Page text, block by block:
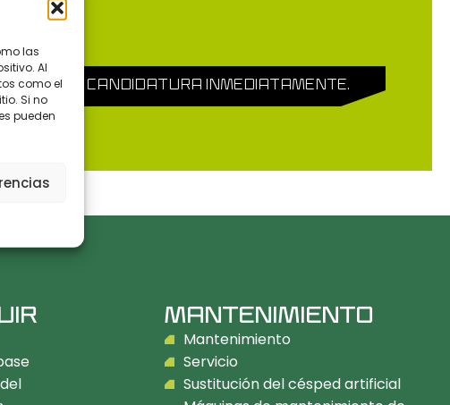
las
Al
como el
Si no
pueden
SU CANDIDATURA INMEDIATAMENTE.
MANTENIMIENTO
Mantenimiento
Servicio
Sustitución del césped artificial